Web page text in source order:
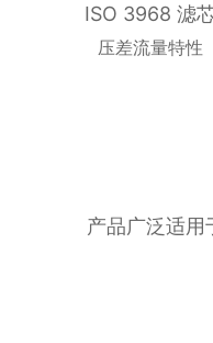
ISO 3968 滤
压差流量特性
产品广泛适用